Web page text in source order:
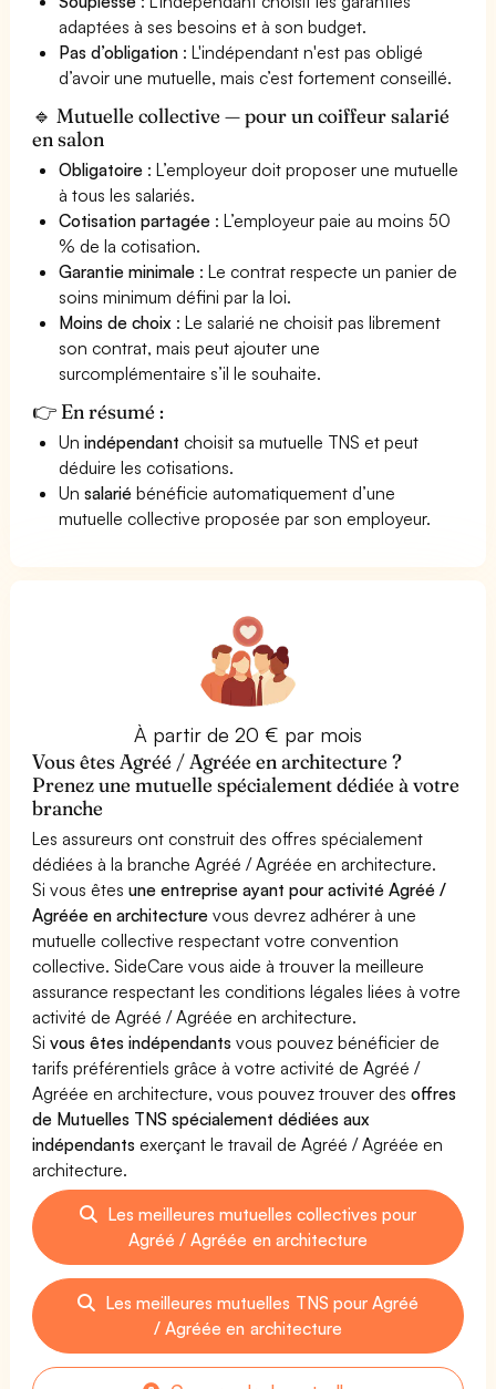
adaptées à ses besoins et à son budget.
Pas d’obligation : L'indépendant n'est pas obligé
d’avoir une mutuelle, mais c’est fortement conseillé.
🔹 Mutuelle collective — pour un coiffeur salarié
en salon
Obligatoire : L’employeur doit proposer une mutuelle
à tous les salariés.
Cotisation partagée : L’employeur paie au moins 50
% de la cotisation.
Garantie minimale : Le contrat respecte un panier de
soins minimum défini par la loi.
Moins de choix : Le salarié ne choisit pas librement
son contrat, mais peut ajouter une
surcomplémentaire s’il le souhaite.
👉 En résumé :
Unindépendant choisit sa mutuelle TNS et peut
déduire les cotisations.
Unsalarié bénéficie automatiquement d’une
mutuelle collective proposée par son employeur.
À partir de 20 € par mois
Vous êtes Agréé / Agréée en architecture ?
Prenez une mutuelle spécialement dédiée à votre
branche
Les assureurs ont construit des offres spécialement
dédiées à la branche Agréé / Agréée en architecture.
Si vous êtesune entreprise ayant pour activité Agréé /
Agréée en architecture vous devrez adhérer à une
mutuelle collective respectant votre convention
collective. SideCare vous aide à trouver la meilleure
assurance respectant les conditions légales liées à votre
activité de Agréé / Agréée en architecture.
Sivous êtes indépendants vous pouvez bénéficier de
tarifs préférentiels grâce à votre activité de Agréé /
Agréée en architecture, vous pouvez trouver desoffres
de Mutuelles TNS spécialement dédiées aux
indépendants exerçant le travail de Agréé / Agréée en
architecture.
Les meilleures mutuelles collectives pour
Agréé / Agréée en architecture
Les meilleures mutuelles TNS pour Agréé
/ Agréée en architecture